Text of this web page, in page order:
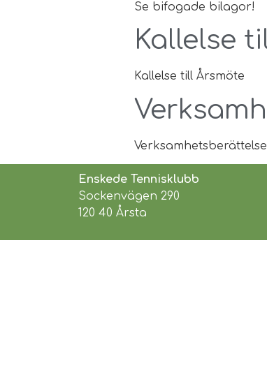
Se bifogade bilagor!
Kallelse
Kallelse till Årsmöte
Verksamhetsberättelse
Enskede Tennisklubb
Sockenvägen 290
120 40 Årsta